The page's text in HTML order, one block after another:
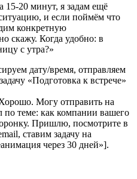
15-20 минут, я задам ещё
и если поймём что
конкретную
скажу. Когда удобно: в
с утра?»
дату/время, отправляем
«Подготовка к встрече»
Могу отправить на
по теме: как компании вашего
Пришлю, посмотрите в
ставим задачу на
через 30 дней»].